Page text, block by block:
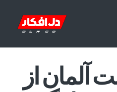
آلمان از